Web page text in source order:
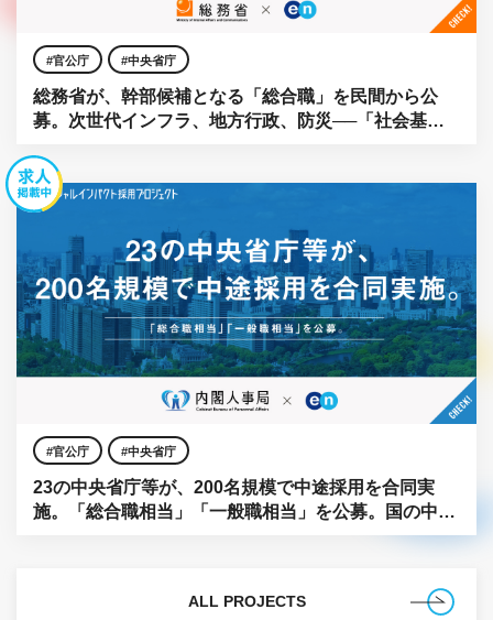
官公庁 中央省庁
総務省が、幹部候補となる「総合職」を民間から公
募。次世代インフラ、地方行政、防災──「社会基
官公庁 中央省庁
23の中央省庁等が、200名規模で中途採用を合同実
施。「総合職相当」「一般職相当」を公募。国の中枢
ALL PROJECTS